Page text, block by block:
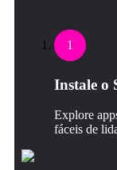
1
Instale o
Explore
fáceis de